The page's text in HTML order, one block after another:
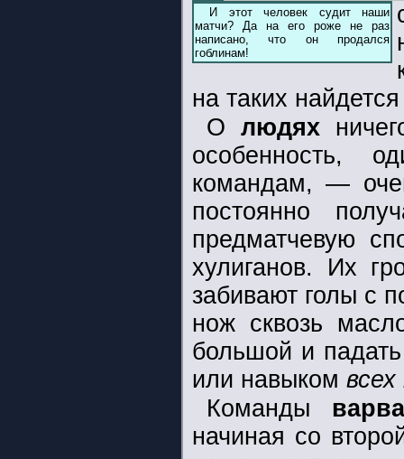
И этот человек судит наши
матчи? Да на его роже не раз
написано, что он продался
гоблинам!
на таких
О людях
особенность,
командам, —
постоянно
предматчевую
хулиганов. Их
забивают голы с
нож сквозь
большой и
или навыком всех
Команды
начиная со